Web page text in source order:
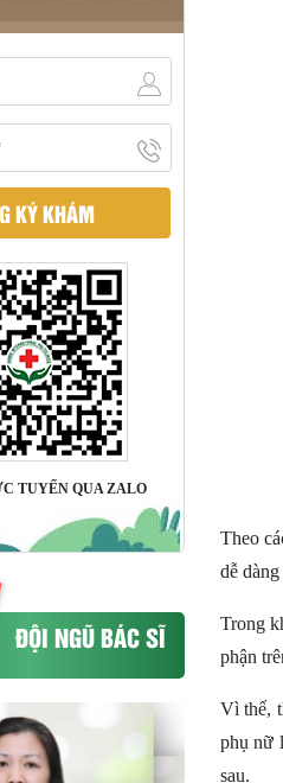
Theo
dễ
Trong
phận
Vì thế,
phụ nữ
sau.
KÝ KHÁM
TUYẾN QUA ZALO
ĐỘI NGŨ BÁC SĨ